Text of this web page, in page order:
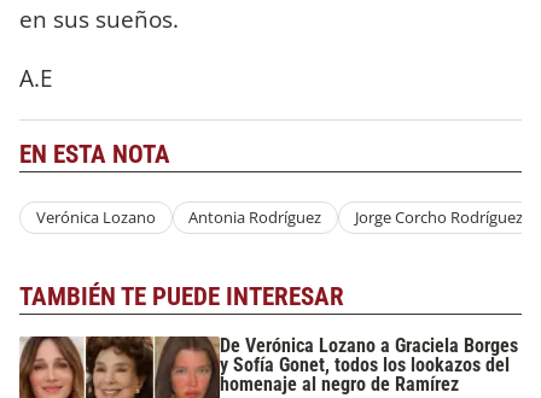
en sus sueños.
A.E
EN ESTA NOTA
Verónica Lozano Antonia Rodríguez Jorge Corcho Rodríguez
TAMBIÉN TE PUEDE INTERESAR
De Verónica Lozano a Graciela Borges
y Sofía Gonet, todos los lookazos del
homenaje al negro de Ramírez